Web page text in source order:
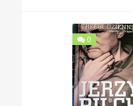
0